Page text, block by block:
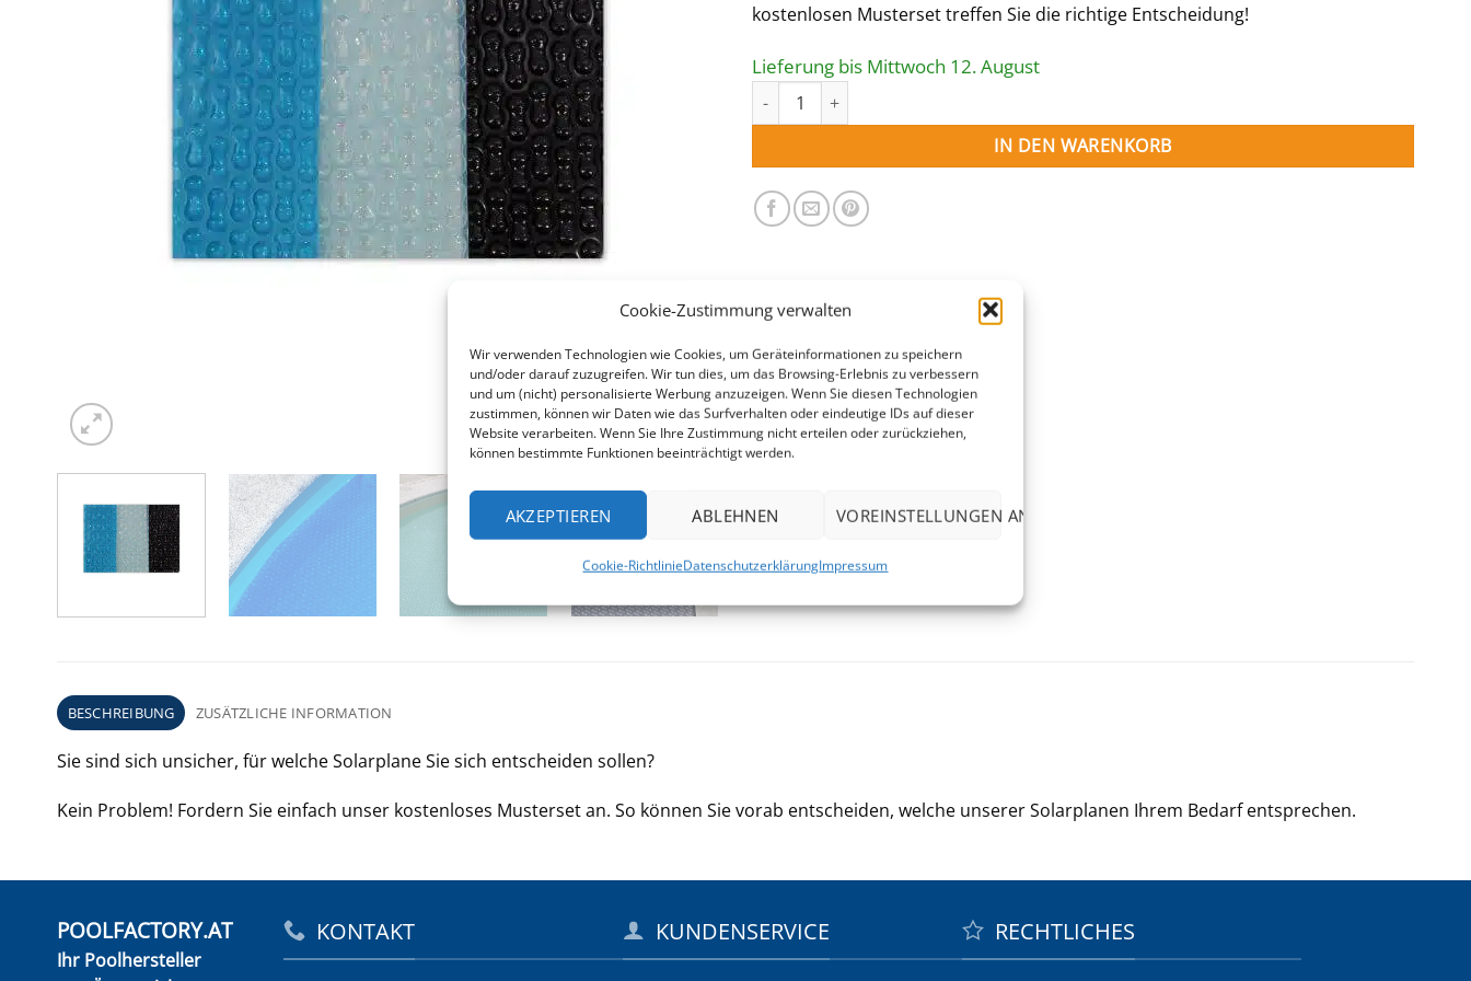
Cookie-Zustimmung verwalten
Wir verwenden Technologien wie Cookies, um Geräteinformationen zu speichern
und/oder darauf zuzugreifen. Wir tun dies, um das Browsing-Erlebnis zu verbessern
und um (nicht) personalisierte Werbung anzuzeigen. Wenn Sie diesen Technologien
zustimmen, können wir Daten wie das Surfverhalten oder eindeutige IDs auf dieser
Website verarbeiten. Wenn Sie Ihre Zustimmung nicht erteilen oder zurückziehen,
können bestimmte Funktionen beeinträchtigt werden.
AKZEPTIEREN ABLEHNEN VOREINSTELLUNGEN ANZEIGEN
Cookie-RichtlinieDatenschutzerklärungImpressum
kostenlosen Musterset treffen Sie die richtige Entscheidung!
Lieferung bis Mittwoch 12. August
Musterset Solarabdeckung Menge
IN DEN WARENKORB
BESCHREIBUNG ZUSÄTZLICHE INFORMATION
Sie sind sich unsicher, für welche Solarplane Sie sich entscheiden sollen?
Kein Problem! Fordern Sie einfach unser kostenloses Musterset an. So können Sie vorab entscheiden, welche unserer Solarplanen Ihrem Bedarf entsprechen.
POOLFACTORY.AT
Ihr Poolhersteller
KONTAKT KUNDENSERVICE RECHTLICHES